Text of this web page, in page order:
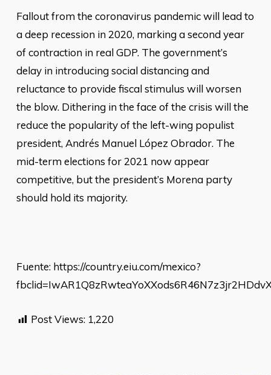
Fallout from the coronavirus pandemic will lead to
a deep recession in 2020, marking a second year
of contraction in real GDP. The government’s
delay in introducing social distancing and
reluctance to provide fiscal stimulus will worsen
the blow. Dithering in the face of the crisis will the
reduce the popularity of the left-wing populist
president, Andrés Manuel López Obrador. The
mid-term elections for 2021 now appear
competitive, but the president’s Morena party
should hold its majority.
Fuente: https://country.eiu.com/mexico?
Post Views: 1,220